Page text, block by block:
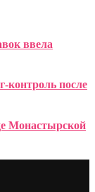
ввела
контроль после
Монастырской